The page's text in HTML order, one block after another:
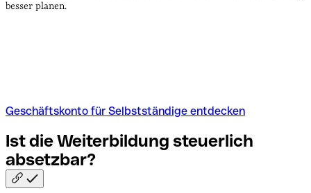
besser planen.
Geschäftskonto für Selbstständige entdecken
Ist die Weiterbildung steuerlich
absetzbar?